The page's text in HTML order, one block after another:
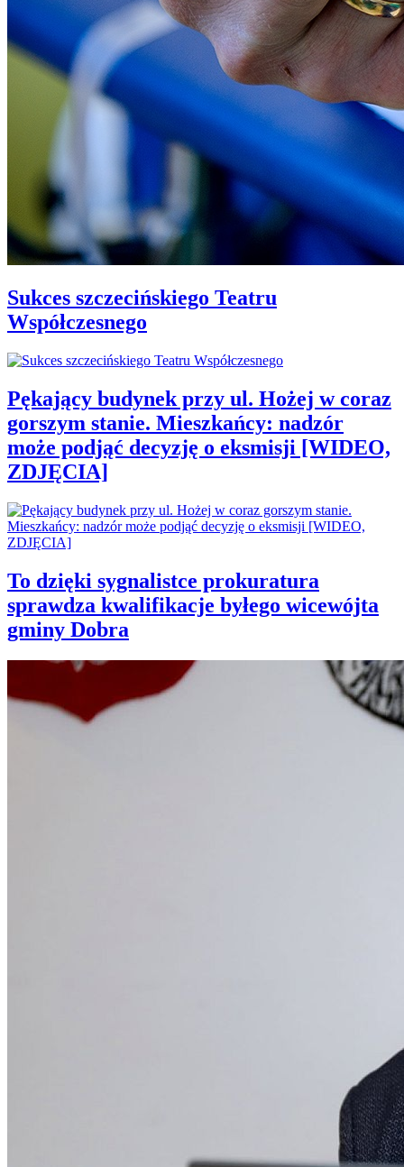
Sukces szczecińskiego Teatru
Współczesnego
Pękający budynek przy ul. Hożej w coraz
gorszym stanie. Mieszkańcy: nadzór
może podjąć decyzję o eksmisji [WIDEO,
ZDJĘCIA]
To dzięki sygnalistce prokuratura
sprawdza kwalifikacje byłego wicewójta
gminy Dobra